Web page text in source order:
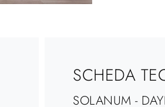
SCHEDA
SOLANUM -